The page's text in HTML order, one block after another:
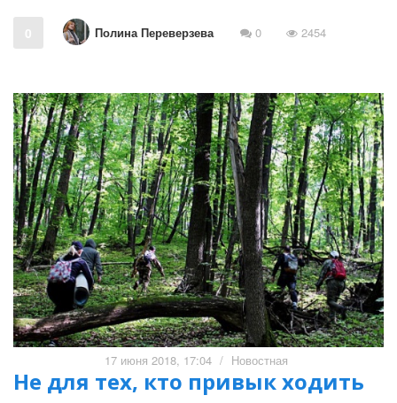
0 Полина Переверзева 0 2454
17 июня 2018, 17:04 / Новостная
Не для тех, кто привык ходить